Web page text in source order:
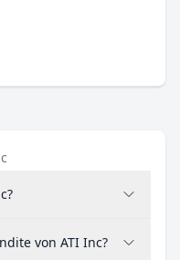
von ATI Inc?